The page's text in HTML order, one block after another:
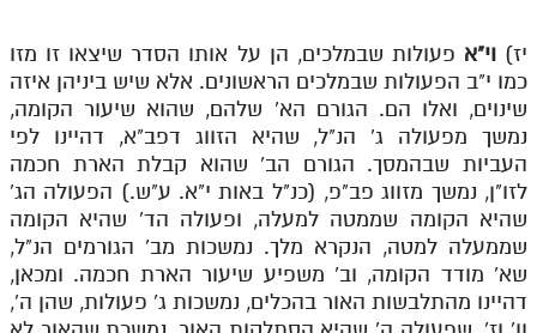
תע"ס חלק ג' עיון
תלמוד עשר הספירות חלק ד
תלמוד עשר הספירות חלק ה
תלמוד עשר הספירות חלק ו
תלמוד עשר הספירות חלק ז
תלמוד עשר הספירות חלק ח
תלמוד עשר הספירות חלק ט
יז)וי"א פעולות שבמלכים, הן על אותו הסדר שיצאו זו מזו
כמו י"ב הפעולות שבמלכים הראשונים. אלא שיש ביניהן איזה
שינוים, ואלו הם. הגורם הא' שלהם, שהוא שיעור הקומה,
נמשך מפעולה ג' הנ"ל, שהיא הזווג דפב"א, דהיינו לפי
העביות שבהמסך. הגורם הב' שהוא קבלת הארת חכמה
לזו"ן, נמשך מזווג פב"פ, (כנ"ל באות י"א. ע"ש.) הפעולה הג'
שהיא הקומה שממטה למעלה, ופעולה הד' שהיא הקומה
שממעלה למטה, הנקרא מלך. נמשכות מב' הגורמים הנ"ל,
שא' מודד הקומה, וב' משפיע שיעור הארת חכמה. ומכאן,
דהיינו מהתלבשות האור בהכלים, נמשכות ג' פעולות, שהן ה',